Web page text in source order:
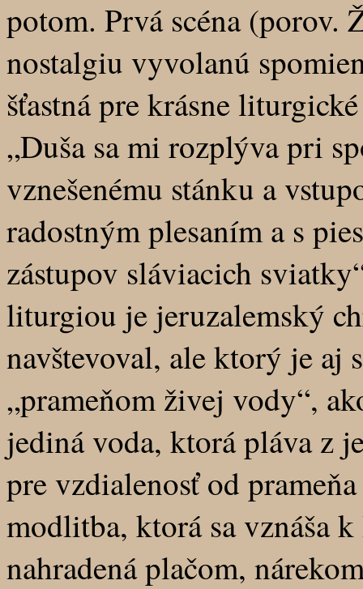
potom. Prvá scéna
nostalgiu vyvolanú
šťastná pre krásne
„Duša sa mi rozplýva pri
vznešenému stánku a
radostným plesaním a s
zástupov sláviacich
liturgiou je jeruzalemský
navštevoval, ale ktorý je aj
„prameňom živej vody“,
jediná voda, ktorá pláva z
pre vzdialenosť od
modlitba, ktorá sa vznáša
nahradená plačom,